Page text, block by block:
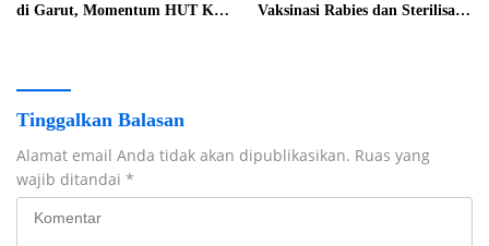
di Garut, Momentum HUT Ke-
Vaksinasi Rabies dan Sterilisasi
Tinggalkan Balasan
Alamat email Anda tidak akan dipublikasikan. Ruas yang
wajib ditandai *